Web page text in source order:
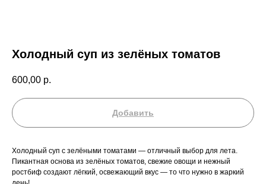
Холодный суп из зелёных томатов
600,00 р.
Добавить
Холодный суп с зелёными томатами — отличный выбор для лета.
Пикантная основа из зелёных томатов, свежие овощи и нежный
ростбиф создают лёгкий, освежающий вкус — то что нужно в жаркий